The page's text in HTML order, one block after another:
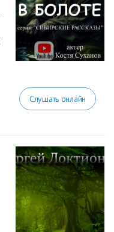
Слушать онлайн